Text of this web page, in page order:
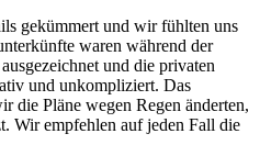
gekümmert und wir fühlten uns
waren während der
und die privaten
und unkompliziert. Das
die Pläne wegen Regen änderten,
Wir empfehlen auf jeden Fall die